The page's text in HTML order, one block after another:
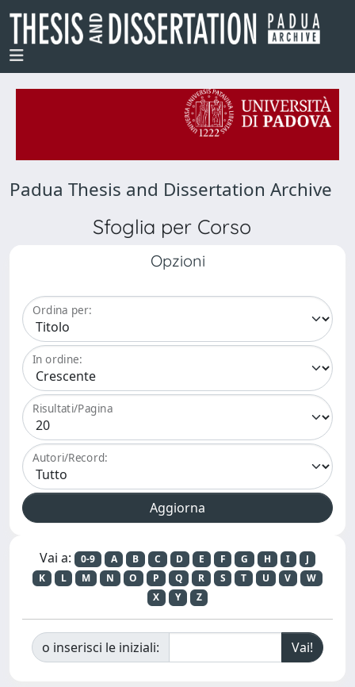
Padua Thesis and Dissertation Archive
Sfoglia per Corso
Opzioni
Ordina per:
In ordine:
Risultati/Pagina
Autori/Record:
Vai a: 0-9 A B C D E F G H I
J
K
L M N O P Q R S T U V
W
X
Y Z
o inserisci le iniziali: